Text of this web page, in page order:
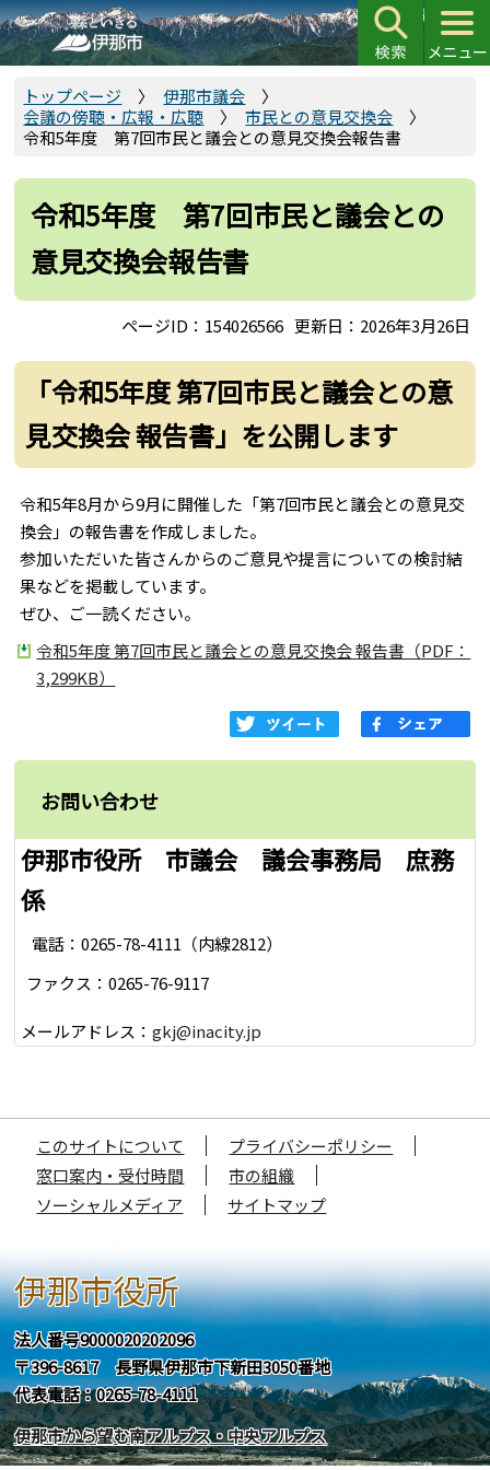
こ
の
ペ
先
トップページ
伊那市議会
会議の傍聴・広報・広聴
市民との意見交換会
令和5年度 第7回市民と議会との意見交換会報告書
令和5年度 第7回市民と議会との
意見交換会報告書
ページID：154026566 更新日：2026年3月26日
「令和5年度 第7回市民と議会との意
見交換会 報告書」を公開します
令和5年8月から9月に開催した「第7回市民と議会との意見交
換会」の報告書を作成しました。
参加いただいた皆さんからのご意見や提言についての検討結
果などを掲載しています。
ぜひ、ご一読ください。
令和5年度 第7回市民と議会との意見交換会 報告書（PDF：
3,299KB）
お問い合わせ
伊那市役所 市議会 議会事務局 庶務
係
電話：0265-78-4111（内線2812）
ファクス：0265-76-9117
メールアドレス：gkj@inacity.jp
このサイトについて
プライバシーポリシー
窓口案内・受付時間
市の組織
ソーシャルメディア
サイトマップ
伊那市役所
法人番号9000020202096
〒396-8617 長野県伊那市下新田3050番地
代表電話：0265-78-4111
伊那市から望む南アルプス・中央アルプス